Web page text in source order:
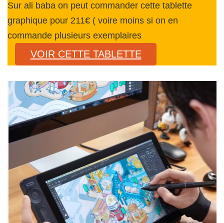
Sur ali baba on peut commander cette tablette
graphique pour 211€ ( voire moins si on en
commande plusieurs exemplaires
VOIR CETTE TABLETTE